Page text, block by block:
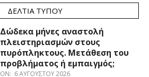
ΔΕΛΤΊΑ ΤΎΠΟΥ
Δώδεκα μήνες αναστολή
πλειστηριασμών στους
πυρόπληκτους. Μετάθεση του
προβλήματος ή εμπαιγμός;
ON: 6 ΑΥΓΟΎΣΤΟΥ 2026